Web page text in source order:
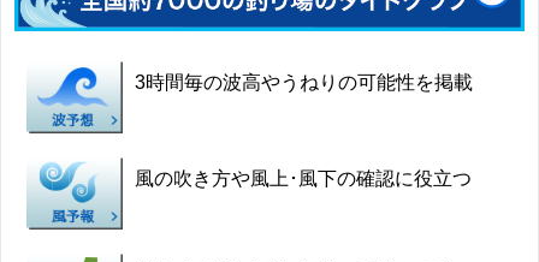
3時間毎の波高やうねりの可能性を掲載
風の吹き方や風上･風下の確認に役立つ